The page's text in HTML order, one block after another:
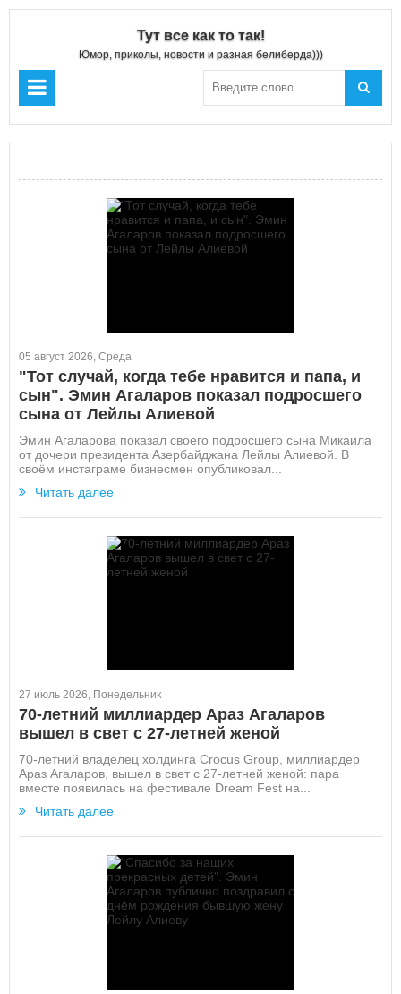
Тут все как то так!
Юмор, приколы, новости и разная белиберда)))
05 август 2026, Среда
"Тот случай, когда тебе нравится и папа, и
сын". Эмин Агаларов показал подросшего
сына от Лейлы Алиевой
Эмин Агаларова показал своего подросшего сына Микаила
от дочери президента Азербайджана Лейлы Алиевой. В
своём инстаграме бизнесмен опубликовал...
Читать далее
27 июль 2026, Понедельник
70-летний миллиардер Араз Агаларов
вышел в свет с 27-летней женой
70-летний владелец холдинга Crocus Group, миллиардер
Араз Агаларов, вышел в свет с 27-летней женой: пара
вместе появилась на фестивале Dream Fest на...
Читать далее